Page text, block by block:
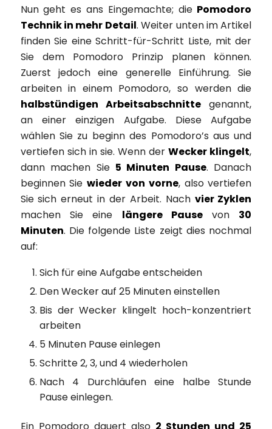
Nun geht es ans Eingemachte; die Pomodoro
Technik in mehr Detail. Weiter unten im Artikel
finden Sie eine Schritt-für-Schritt Liste, mit der
Sie dem Pomodoro Prinzip planen können.
Zuerst jedoch eine generelle Einführung. Sie
arbeiten in einem Pomodoro, so werden die
halbstündigen Arbeitsabschnitte genannt,
an einer einzigen Aufgabe. Diese Aufgabe
wählen Sie zu beginn des Pomodoro’s aus und
vertiefen sich in sie. Wenn derWecker klingelt,
dann machen Sie 5 Minuten Pause. Danach
beginnen Siewieder von vorne, also vertiefen
Sie sich erneut in der Arbeit. Nach vier Zyklen
machen Sie eine längere Pausevon 30
Minuten. Die folgende Liste zeigt dies nochmal
auf:
Sich für eine Aufgabe entscheiden
Den Wecker auf 25 Minuten einstellen
Bis der Wecker klingelt hoch-konzentriert
arbeiten
5 Minuten Pause einlegen
Schritte 2, 3, und 4 wiederholen
Nach 4 Durchläufen eine halbe Stunde
Pause einlegen.
Ein Pomodoro dauert also 2 Stunden und 25